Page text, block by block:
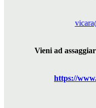
Vieni ad
https://